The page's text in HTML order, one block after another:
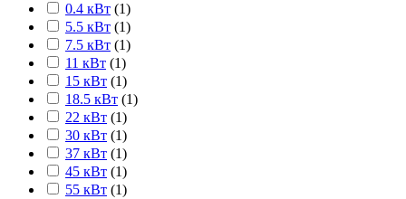
0.4 кВт (1)
5.5 кВт (1)
7.5 кВт (1)
11 кВт (1)
15 кВт (1)
18.5 кВт (1)
22 кВт (1)
30 кВт (1)
37 кВт (1)
45 кВт (1)
55 кВт (1)